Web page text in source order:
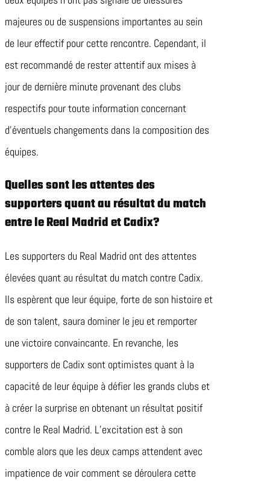
majeures ou de suspensions importantes au sein
de leur effectif pour cette rencontre. Cependant, il
est recommandé de rester attentif aux mises à
jour de dernière minute provenant des clubs
respectifs pour toute information concernant
d’éventuels changements dans la composition des
équipes.
Quelles sont les attentes des
supporters quant au résultat du match
entre le Real Madrid et Cadix?
Les supporters du Real Madrid ont des attentes
élevées quant au résultat du match contre Cadix.
Ils espèrent que leur équipe, forte de son histoire et
de son talent, saura dominer le jeu et remporter
une victoire convaincante. En revanche, les
supporters de Cadix sont optimistes quant à la
capacité de leur équipe à défier les grands clubs et
à créer la surprise en obtenant un résultat positif
contre le Real Madrid. L’excitation est à son
comble alors que les deux camps attendent avec
impatience de voir comment se déroulera cette